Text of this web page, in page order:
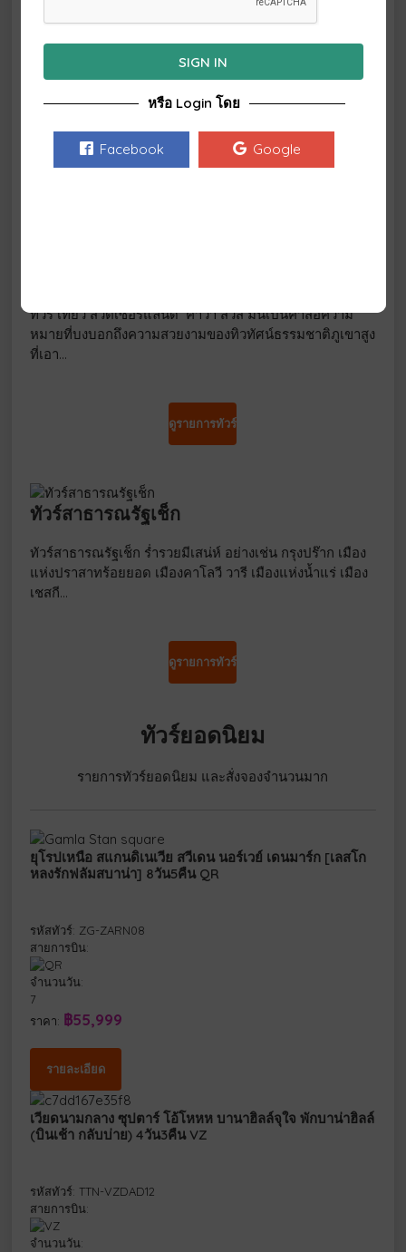
ทัวร์อิตาลี ท่องเที่ยวประเทศที่ร่ำรวยอารยธรรมโบราณนับ
ตั้งแต่ยุคโรมันเรืองอำนาจ ศิลปะแขนงต่างๆได้เกิดขึ้นอย่าง
ทัวร์ เที่ยว สวิตเซอร์แลนด์ คำว่า สวิส มันเป็นคำสื่อความ
หมายที่บงบอกถึงความสวยงามของทิวทัศน์ธรรมชาติภูเขาสูง
ที่เอา…
ดูรายการทัวร์
ทัวร์สาธารณรัฐเช็ก
ทัวร์สาธารณรัฐเช็ก ร่ำรวยมีเสน่ห์ อย่างเช่น กรุงปร๊าก เมือง
แห่งปราสาทร้อยยอด เมืองคาโลวี วารี เมืองแห่งน้ำแร่ เมือง
เชสกี…
ดูรายการทัวร์
ทัวร์ยอดนิยม
รายการทัวร์ยอดนิยม และสั่งจองจำนวนมาก
ยุโรปเหนือ สแกนดิเนเวีย สวีเดน นอร์เวย์ เดนมาร์ก [เลสโก
หลงรักฟลัมสบาน่า] 8วัน5คืน QR
รหัสทัวร์: ZG-ZARN08
สายการบิน:
จำนวนวัน:
7
ราคา: ฿55,999
รายละเอียด
เวียดนามกลาง ซุปตาร์ โอ้โหหห บานาฮิลล์จุใจ พักบาน่าฮิลล์
(บินเช้า กลับบ่าย) 4วัน3คืน VZ
รหัสทัวร์: TTN-VZDAD12
สายการบิน:
จำนวนวัน:
SIGN IN
หรือ Login โดย
Facebook Google